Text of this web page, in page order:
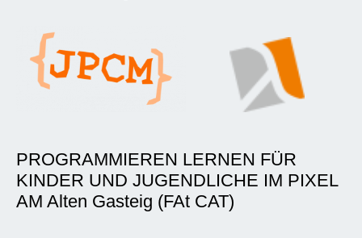
PROGRAMMIEREN LERNEN FÜR
KINDER UND JUGENDLICHE IM PIXEL
AM Alten Gasteig (FAt CAT)